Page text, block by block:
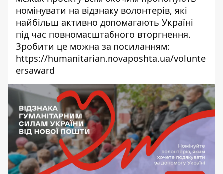
номінувати на відзнаку волонтерів, які
найбільш активно допомагають Україні
під час повномасштабного вторгнення.
Зробити це можна за посиланням:
https://humanitarian.novaposhta.ua/volunte
ersaward